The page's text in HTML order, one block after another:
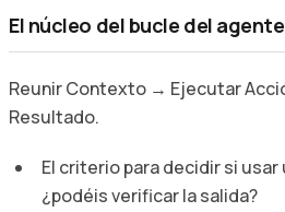
El núcleo del bucle del
Reunir Contexto → Ejecutar
Resultado.
El criterio para decidir si
¿podéis verificar la salida?